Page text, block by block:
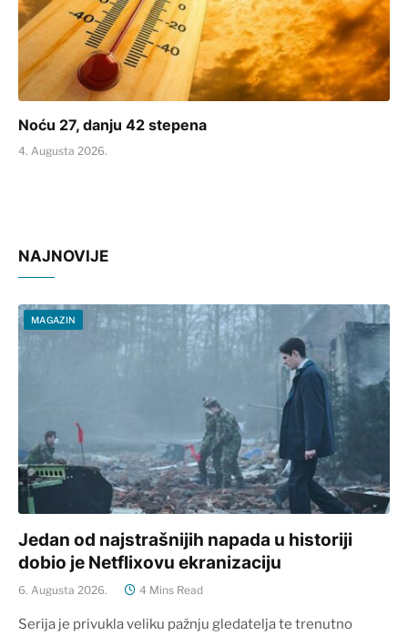
Noću 27, danju 42 stepena
4. Augusta 2026.
NAJNOVIJE
MAGAZIN
Jedan od najstrašnijih napada u historiji
dobio je Netflixovu ekranizaciju
6. Augusta 2026. 4 Mins Read
Serija je privukla veliku pažnju gledatelja te trenutno